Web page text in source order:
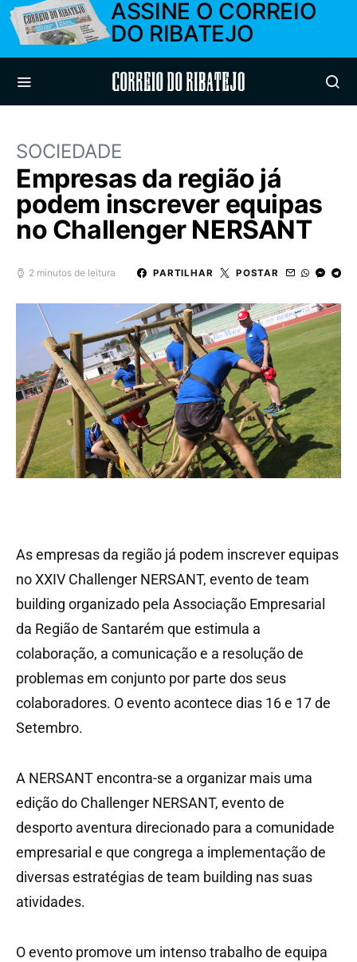
ASSINE O CORREIO
DO RIBATEJO
Correio do Ribatejo
SOCIEDADE
Empresas da região já
podem inscrever equipas
no Challenger NERSANT
2 minutos de leitura PARTILHAR POSTAR
As empresas da região já podem inscrever equipas
no XXIV Challenger NERSANT, evento de team
building organizado pela Associação Empresarial
da Região de Santarém que estimula a
colaboração, a comunicação e a resolução de
problemas em conjunto por parte dos seus
colaboradores. O evento acontece dias 16 e 17 de
Setembro.
A NERSANT encontra-se a organizar mais uma
edição do Challenger NERSANT, evento de
desporto aventura direcionado para a comunidade
empresarial e que congrega a implementação de
diversas estratégias de team building nas suas
atividades.
O evento promove um intenso trabalho de equipa